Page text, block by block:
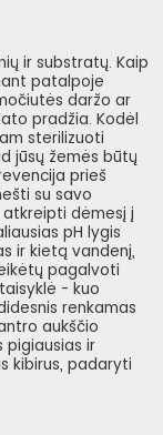
ir substratų. Kaip
patalpoje
daržo ar
pradžia. Kodėl
sterilizuoti
jūsų žemės būtų
prieš
su savo
atkreipti dėmesį į
pH lygis
ir kietą vandenį,
pagalvoti
- kuo
renkamas
aukščio
pigiausias ir
kibirus, padaryti